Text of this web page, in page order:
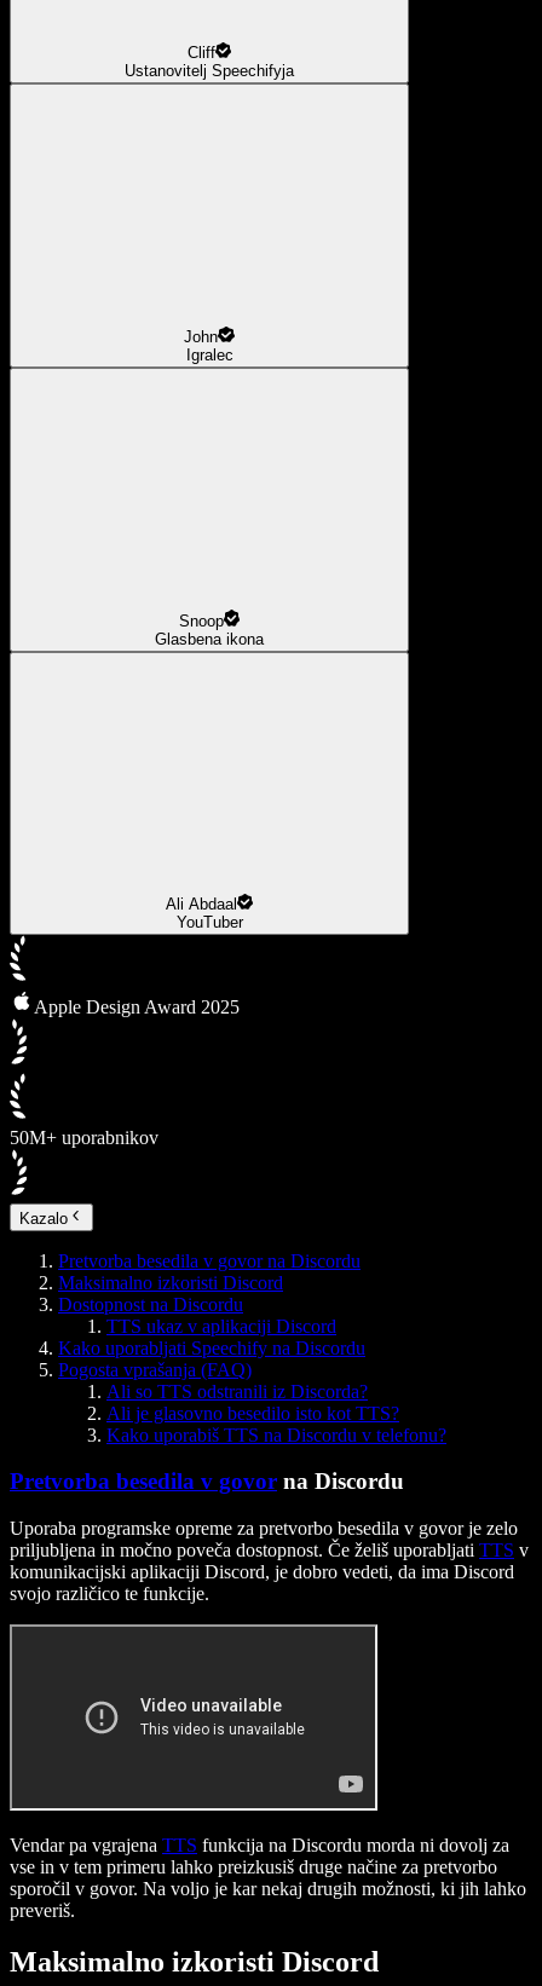
Cliff
Ustanovitelj Speechifyja
John
Igralec
Snoop
Glasbena ikona
Ali Abdaal
YouTuber
Apple Design Award 2025
50M+ uporabnikov
Kazalo
Pretvorba besedila v govor na Discordu
Maksimalno izkoristi Discord
Dostopnost na Discordu
TTS ukaz v aplikaciji Discord
Kako uporabljati Speechify na Discordu
Pogosta vprašanja (FAQ)
Ali so TTS odstranili iz Discorda?
Ali je glasovno besedilo isto kot TTS?
Kako uporabiš TTS na Discordu v telefonu?
Pretvorba besedila v govor na Discordu
Uporaba programske opreme za pretvorbo besedila v govor je zelo
priljubljena in močno poveča dostopnost. Če želiš uporabljati TTS v
komunikacijski aplikaciji Discord, je dobro vedeti, da ima Discord
svojo različico te funkcije.
Vendar pa vgrajena TTS funkcija na Discordu morda ni dovolj za
vse in v tem primeru lahko preizkusiš druge načine za pretvorbo
sporočil v govor. Na voljo je kar nekaj drugih možnosti, ki jih lahko
preveriš.
Maksimalno izkoristi Discord